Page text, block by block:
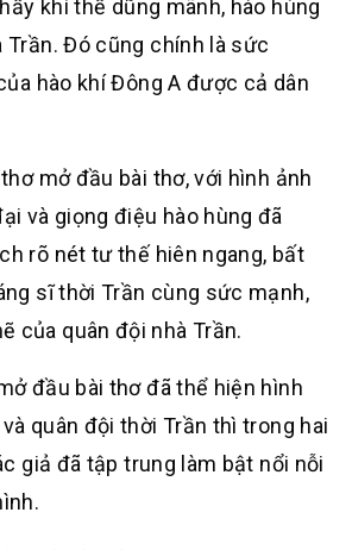
khí thế dũng mãnh, hào hùng
Trần. Đó cũng chính là sức
hào khí Đông A được cả dân
mở đầu bài thơ, với hình ảnh
và giọng điệu hào hùng đã
rõ nét tư thế hiên ngang, bất
sĩ thời Trần cùng sức mạnh,
của quân đội nhà Trần.
đầu bài thơ đã thể hiện hình
quân đội thời Trần thì trong hai
giả đã tập trung làm bật nổi nỗi